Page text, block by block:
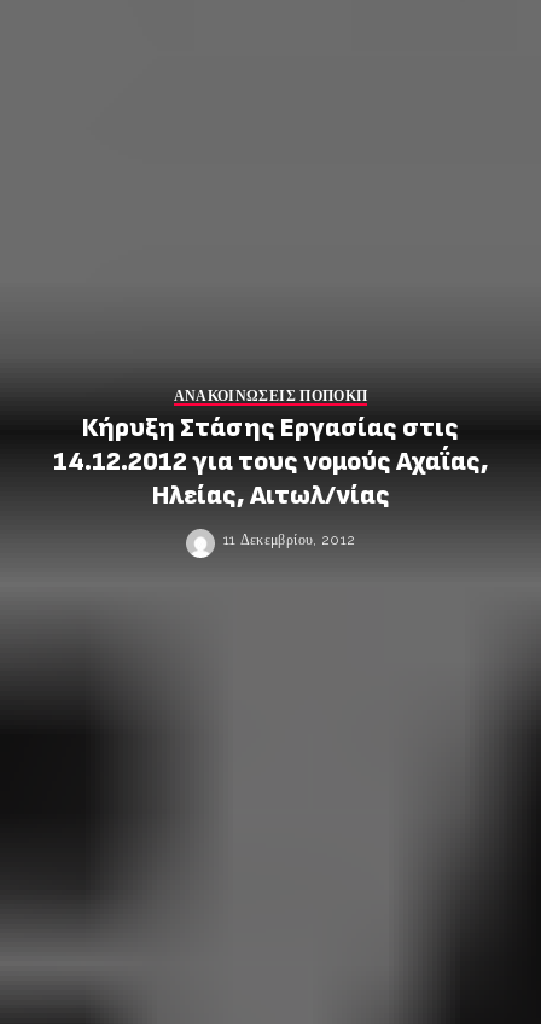
ΑΝΑΚΟΙΝΩΣΕΙΣ ΠΟΠΟΚΠ
Κήρυξη Στάσης Εργασίας στις
14.12.2012 για τους νομούς Αχαΐας,
Ηλείας, Αιτωλ/νίας
11 Δεκεμβρίου, 2012